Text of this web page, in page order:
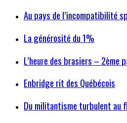
Au pays de l’incompatibilité
La générosité du 1%
L’heure des brasiers – 2ème
Enbridge rit des Québécois
Du militantisme turbulent au